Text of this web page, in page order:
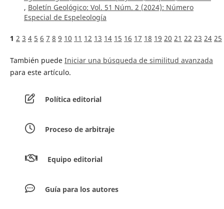
, Boletín Geológico: Vol. 51 Núm. 2 (2024): Número
Especial de Espeleología
1 2 3 4 5 6 7 8 9 10 11 12 13 14 15 16 17 18 19 20 21 22 23 24 25
También puede Iniciar una búsqueda de similitud avanzada
para este artículo.
Política editorial
Proceso de arbitraje
Equipo editorial
Guía para los autores